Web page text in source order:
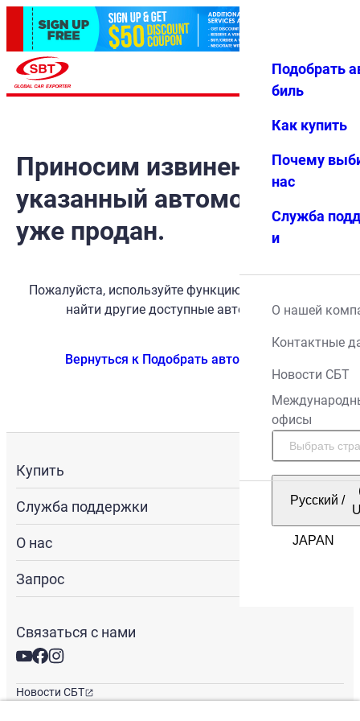
Избранн
Меню
Подобрать
биль
Как купить
Почему
нас
Служба
и
О нашей
Контактные
Новости СБТ
офисы
Русский /
Приносим извинения, но
указанный автомобиль
уже продан.
Пожалуйста, используйте функцию поиска, чтобы
найти другие доступные автомобили.
Вернуться к Подобрать автомобиль
Купить
Служба поддержки
О нас
Запрос
Связаться с нами
Новости СБТ